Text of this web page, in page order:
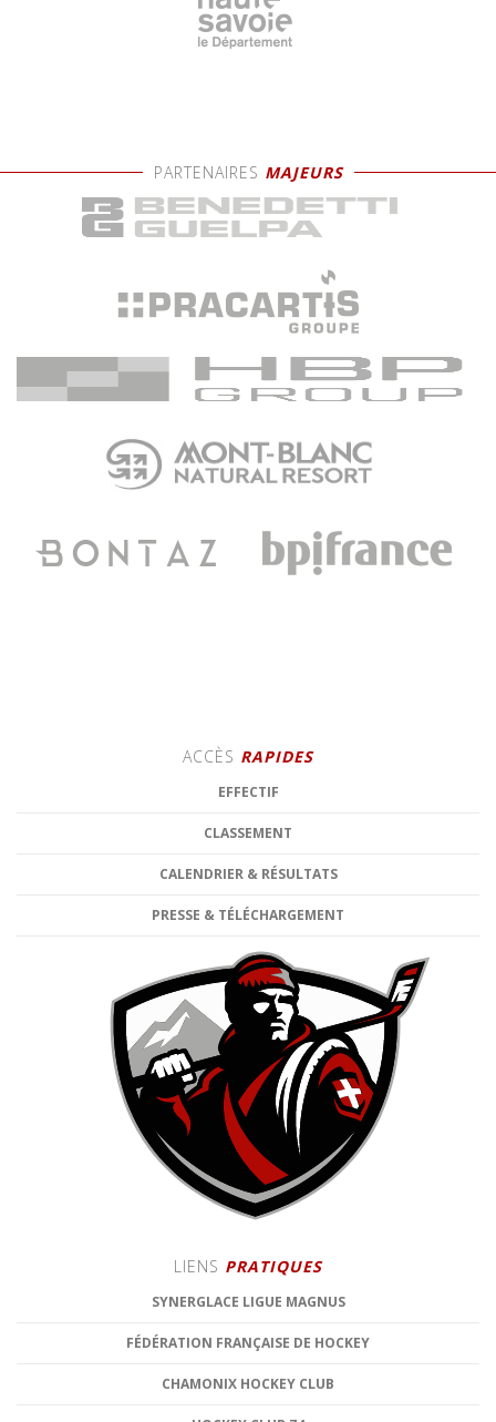
PARTENAIRES MAJEURS
ACCÈS RAPIDES
EFFECTIF
CLASSEMENT
CALENDRIER & RÉSULTATS
PRESSE & TÉLÉCHARGEMENT
LIENS PRATIQUES
SYNERGLACE LIGUE MAGNUS
FÉDÉRATION FRANÇAISE DE HOCKEY
CHAMONIX HOCKEY CLUB